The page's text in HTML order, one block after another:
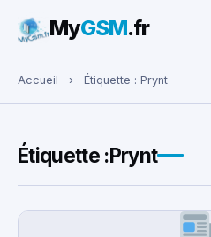
Rechercher :
MyGSM.fr
Accueil › Étiquette : Prynt
Étiquette :Prynt